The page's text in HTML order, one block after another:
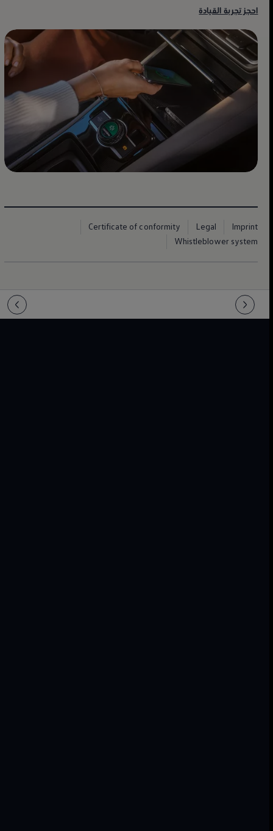
احجز تجربة القيادة
Imprint
Legal
Certificate of conformity
Whistleblower system